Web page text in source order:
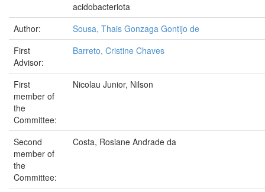
acidobacteriota
Author:
Sousa, Thais Gonzaga Gontijo de
First
Advisor:
Barreto, Cristine Chaves
First
member of
the
Committee:
Nicolau Junior, Nilson
Second
member of
the
Committee:
Costa, Rosiane Andrade da